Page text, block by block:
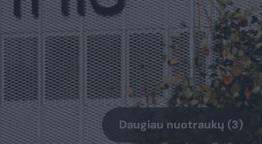
Daugiau nuotraukų (3)